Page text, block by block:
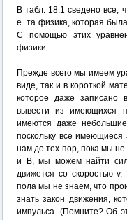
В табл. 18.1 сведено все,
е. та физика, которая
С помощью этих
физики.
Прежде всего мы имеем
виде, так и в короткой
которое даже записано
вывести из имеющихся
имеются даже
поскольку все имеющиеся
нам до тех пор, пока мы
и В, мы можем найти
движется со скоростью
пола мы не знаем, что
знать закон движения,
импульса. (Помните? Об